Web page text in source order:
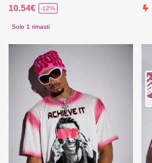
10.54€ -12%
Solo 1 rimasti